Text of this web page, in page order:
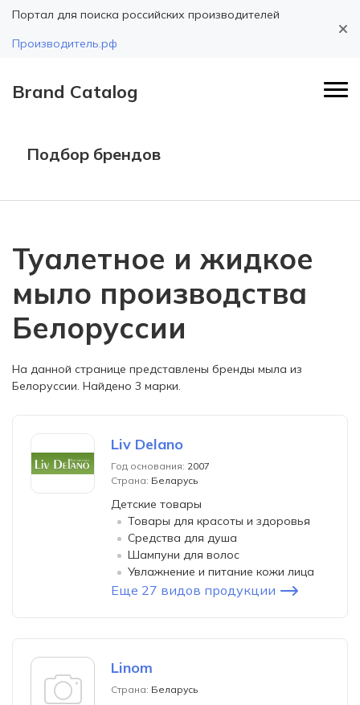
Портал для поиска российских производителей
Производитель.рф
Brand Catalog
Подбор брендов
Туалетное и жидкое
мыло производства
Белоруссии
На данной странице представлены бренды мыла из
Белоруссии. Найдено 3 марки.
Liv Delano
Год основания: 2007
Страна: Беларусь
Детские товары
Товары для красоты и здоровья
Средства для душа
Шампуни для волос
Увлажнение и питание кожи лица
Еще 27 видов продукции
Linom
Страна: Беларусь